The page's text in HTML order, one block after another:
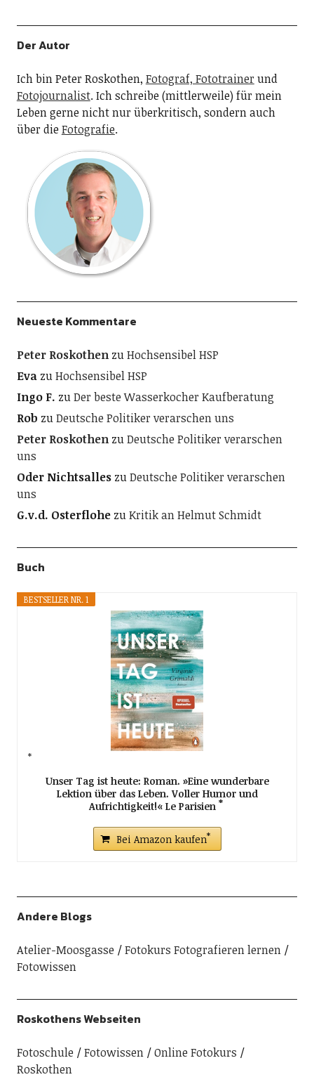
Der Autor
Ich bin Peter Roskothen, Fotograf, Fototrainer und
Fotojournalist. Ich schreibe (mittlerweile) für mein
Leben gerne nicht nur überkritisch, sondern auch
über dieFotografie.
Neueste Kommentare
Peter RoskothenzuHochsensibel HSP
EvazuHochsensibel HSP
Ingo F. zuDer beste Wasserkocher Kaufberatung
Rob zuDeutsche Politiker verarschen uns
Peter RoskothenzuDeutsche Politiker verarschen
uns
Oder NichtsalleszuDeutsche Politiker verarschen
uns
G.v.d. OsterflohezuKritik an Helmut Schmidt
Buch
BESTSELLER NR. 1
Unser Tag ist heute: Roman. »Eine wunderbare
Lektion über das Leben. Voller Humor und
Aufrichtigkeit!« Le Parisien
Bei Amazon kaufen
Andere Blogs
Atelier-Moosgasse
Fotokurs Fotografieren lernen
Fotowissen
Roskothens Webseiten
Fotoschule Fotowissen
Online Fotokurs
Roskothen